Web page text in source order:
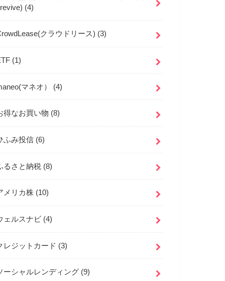
(4)
クラウドリース) (3)
(1)
マネオ） (4)
得なお買い物 (8)
ふみ投信 (6)
るさと納税 (8)
メリカ株 (10)
ェルスナビ (4)
レジットカード (3)
ーシャルレンディング (9)